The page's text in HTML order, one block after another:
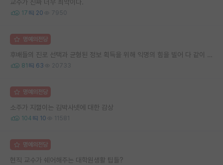
교수가 진짜 너무 최악이다.
17 20 7950
명예의전당
후배들의 진로 선택과 균형된 정보 획득을 위해 익명의 힘을 빌어 다 같이 연봉 공개 타임 한번 갖는 것 어때요?
81 63 20733
명예의전당
소주가 지껄이는 김박사넷에 대한 감상
104 10 11581
명예의전당
현직 교수가 쉐어해주는 대학원생활 팁들?